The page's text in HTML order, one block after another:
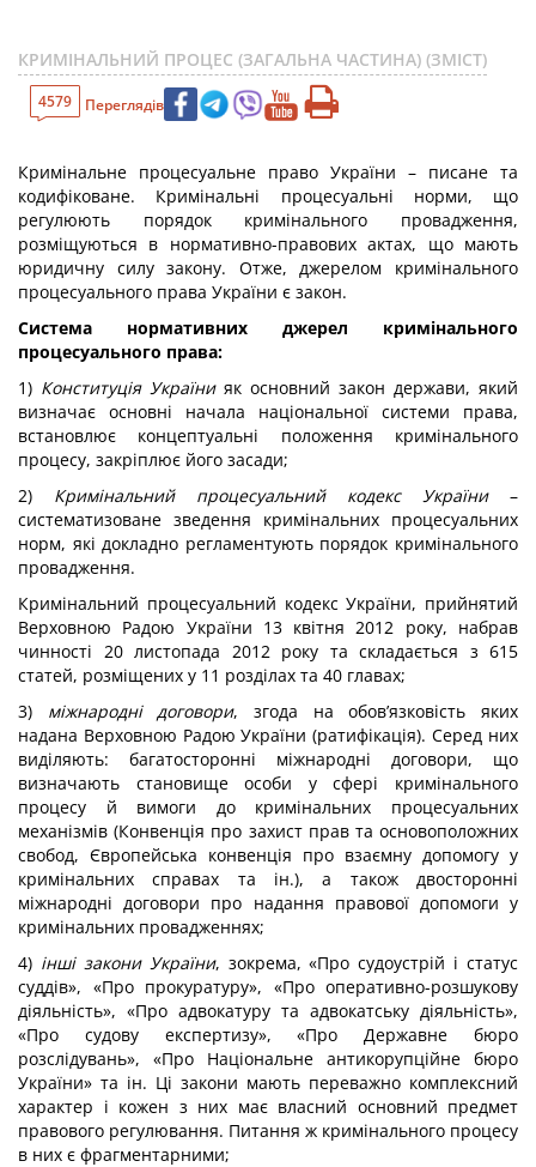
КРИМІНАЛЬНИЙ ПРОЦЕС (ЗАГАЛЬНА ЧАСТИНА) (ЗМІСТ)
4579 Переглядів
Кримінальне процесуальне право України – писане та
кодифіковане. Кримінальні процесуальні норми, що
регулюють порядок кримінального провадження,
розміщуються в нормативно-правових актах, що мають
юридичну силу закону. Отже, джерелом кримінального
процесуального права України є закон.
Система нормативних джерел кримінального
процесуального права:
1) Конституція Українияк основний закон держави, який
визначає основні начала національної системи права,
встановлює концептуальні положення кримінального
процесу, закріплює його засади;
2) Кримінальний процесуальний кодекс України–
систематизоване зведення кримінальних процесуальних
норм, які докладно регламентують порядок кримінального
провадження.
Кримінальний процесуальний кодекс України, прийнятий
Верховною Радою України 13 квітня 2012 року, набрав
чинності 20 листопада 2012 року та складається з 615
статей, розміщених у 11 розділах та 40 главах;
3) міжнародні договори, згода на обов’язковість яких
надана Верховною Радою України (ратифікація). Серед них
виділяють: багатосторонні міжнародні договори, що
визначають становище особи у сфері кримінального
процесу й вимоги до кримінальних процесуальних
механізмів (Конвенція про захист прав та основоположних
свобод, Європейська конвенція про взаємну допомогу у
кримінальних справах та ін.), а також двосторонні
міжнародні договори про надання правової допомоги у
кримінальних провадженнях;
4) інші закони України, зокрема, «Про судоустрій і статус
суддів», «Про прокуратуру», «Про оперативно-розшукову
діяльність», «Про адвокатуру та адвокатську діяльність»,
«Про судову експертизу», «Про Державне бюро
розслідувань», «Про Національне антикорупційне бюро
України» та ін. Ці закони мають переважно комплексний
характер і кожен з них має власний основний предмет
правового регулювання. Питання ж кримінального процесу
в них є фрагментарними;